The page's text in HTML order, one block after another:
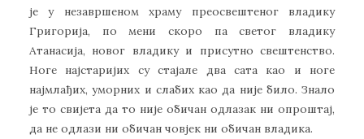
је у незавршеном храму преосвештеног владику
Григорија, по мени скоро па светог владику
Атанасија, новог владику и присутно свештенство.
Ноге најстаријих су стајале два сата као и ноге
најмлађих, уморних и слабих као да није било. Знало
је то свијета да то није обичан одлазак ни опроштај,
да не одлази ни обичан човјек ни обичан владика.